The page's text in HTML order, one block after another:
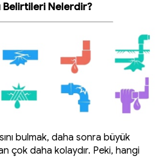
Belirtileri Nelerdir?
bulmak, daha sonra büyük
çok daha kolaydır. Peki, hangi